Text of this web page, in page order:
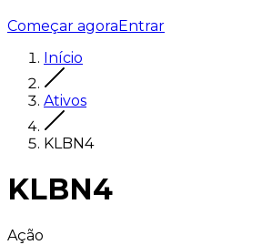
Começar agoraEntrar
Início
Ativos
KLBN4
KLBN4
Ação